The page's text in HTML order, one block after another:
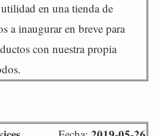
en una tienda de
a inaugurar en breve para
con nuestra propia